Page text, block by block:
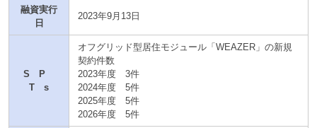
融資実行
日
2023年9月13日
S P
T s
オフグリッド型居住モジュール「WEAZER」の新規
契約件数
2023年度 3件
2024年度 5件
2025年度 5件
2026年度 5件